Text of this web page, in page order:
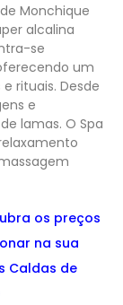
Monchique
alcalina
se
um
rituais. Desde
e
lamas. O Spa
os preços
na sua
Caldas de